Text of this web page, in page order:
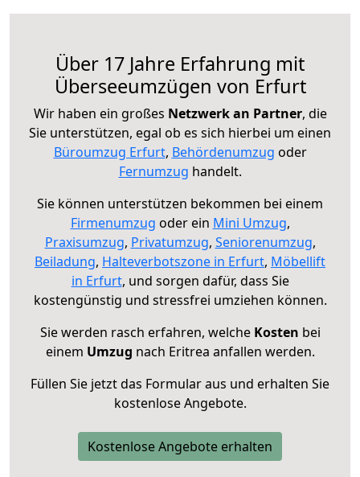
Über 17 Jahre Erfahrung mit
Überseeumzügen von Erfurt
Wir haben ein großes Netzwerk an Partner, die
Sie unterstützen, egal ob es sich hierbei um einen
Büroumzug Erfurt, Behördenumzug oder
Fernumzug handelt.
Sie können unterstützen bekommen bei einem
Firmenumzug oder ein Mini Umzug,
Praxisumzug, Privatumzug, Seniorenumzug,
Beiladung, Halteverbotszone in Erfurt, Möbellift
in Erfurt, und sorgen dafür, dass Sie
kostengünstig und stressfrei umziehen können.
Sie werden rasch erfahren, welche Kosten bei
einem Umzug nach Eritrea anfallen werden.
Füllen Sie jetzt das Formular aus und erhalten Sie
kostenlose Angebote.
Kostenlose Angebote erhalten